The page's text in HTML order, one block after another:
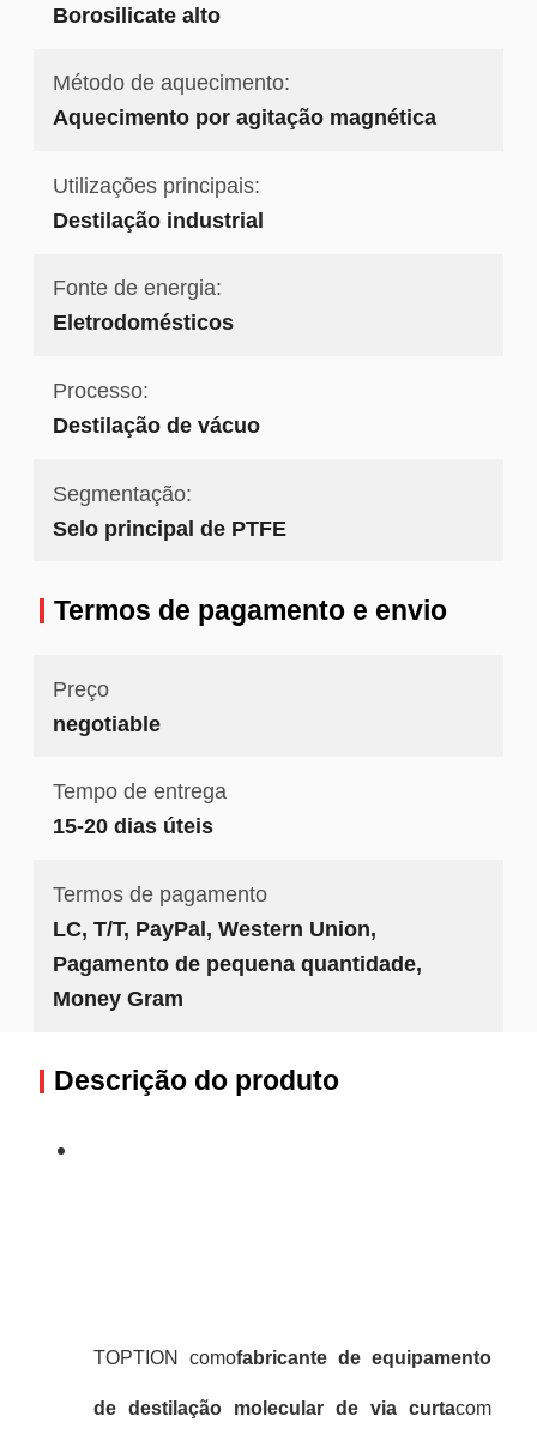
Borosilicate alto
Método de aquecimento:
Aquecimento por agitação magnética
Utilizações principais:
Destilação industrial
Fonte de energia:
Eletrodomésticos
Processo:
Destilação de vácuo
Segmentação:
Selo principal de PTFE
Termos de pagamento e envio
Preço
negotiable
Tempo de entrega
15-20 dias úteis
Termos de pagamento
LC, T/T, PayPal, Western Union,
Pagamento de pequena quantidade,
Money Gram
Descrição do produto
TOPTION comofabricante de equipamento
de destilação molecular de via curtacom